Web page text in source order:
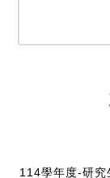
114學年度-研